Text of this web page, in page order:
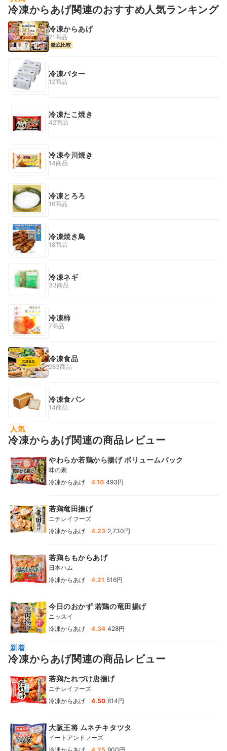
冷凍からあげ関連のおすすめ人気ランキング
冷凍からあげ
21商品
徹底比較
冷凍バター
12商品
冷凍たこ焼き
42商品
冷凍今川焼き
14商品
冷凍とろろ
16商品
冷凍焼き鳥
18商品
冷凍ネギ
33商品
冷凍柿
7商品
冷凍食品
283商品
冷凍食パン
14商品
人気
冷凍からあげ関連の商品レビュー
やわらか若鶏から揚げ ボリュームパック
味の素
冷凍からあげ
4.10 493円
若鶏竜田揚げ
ニチレイフーズ
冷凍からあげ
4.23 2,730円
若鶏ももからあげ
日本ハム
冷凍からあげ
4.21 516円
今日のおかず 若鶏の竜田揚げ
ニッスイ
冷凍からあげ
4.34 428円
新着
冷凍からあげ関連の商品レビュー
若鶏たれづけ唐揚げ
ニチレイフーズ
冷凍からあげ
4.50 614円
大阪王将 ムネチキタツタ
イートアンドフーズ